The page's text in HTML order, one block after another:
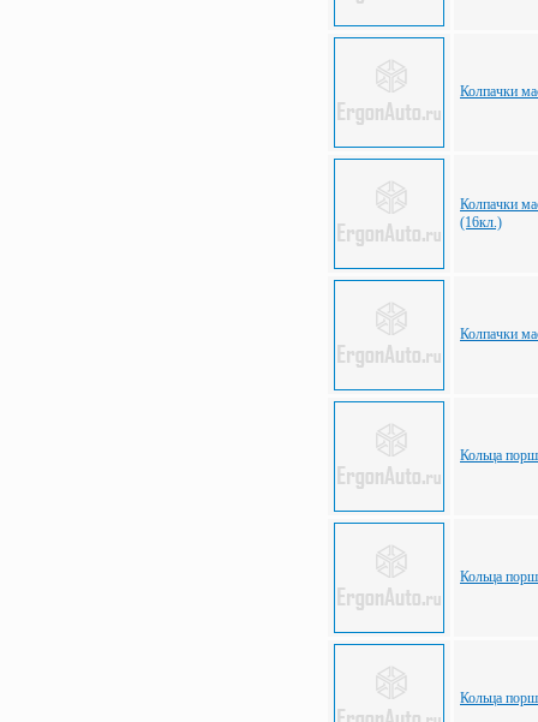
Колпачки
Колпачки
(16кл.)
Колпачки
Кольца
Кольца
Кольца